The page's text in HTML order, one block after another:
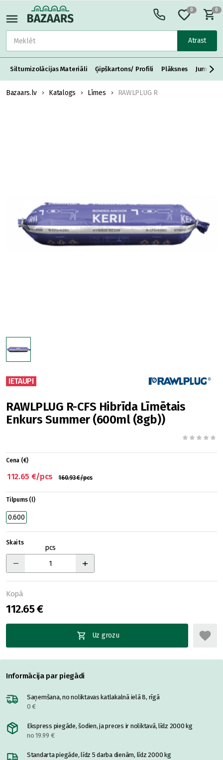
Atrast
0 0
Siltumizolācijas Materiāli Ģipškartons/ Profili Plāksnes Jumta
Bazaars.lv Katalogs Līmes RAWLPLUG R
IETAUPI
RAWLPLUG R-CFS Hibrīda Līmētais
Enkurs Summer (600ml (8gb))
Cena (€)
160.93 €/pcs
112.65 €/pcs
Tilpums (l)
0.600
Skaits
pcs
Kopā
112.65 €
Uz grozu
Informācija par piegādi
Saņemšana, no noliktavas katlakalnā ielā 8, rīgā
0 €
Ekspress piegāde, šodien, ja preces ir noliktavā, līdz 2000 kg
no 19.99 €
Standarta piegāde, līdz 5 darba dienām, līdz 2000 kg